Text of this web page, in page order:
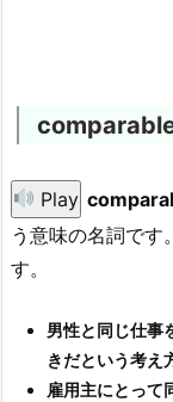
Play
う意味の名詞です
す。
男性と同じ仕事
きだという考え
雇用主にとって